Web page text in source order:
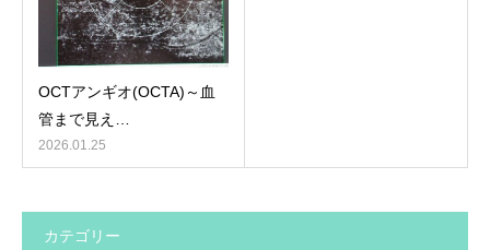
OCTアンギオ(OCTA)～血
管まで見え…
2026.01.25
カテゴリー